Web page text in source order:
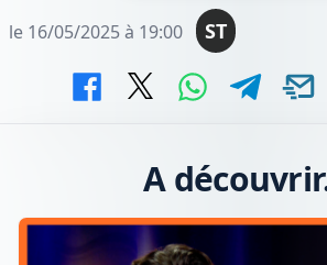
le 16/05/2025 à 19:00 ST
A